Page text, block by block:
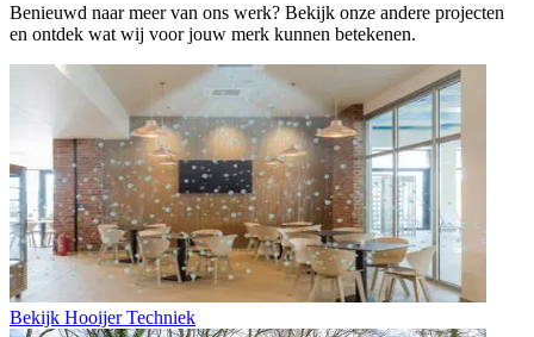
Benieuwd naar meer van ons werk? Bekijk onze andere projecten
en ontdek wat wij voor jouw merk kunnen betekenen.
Bekijk Hooijer Techniek